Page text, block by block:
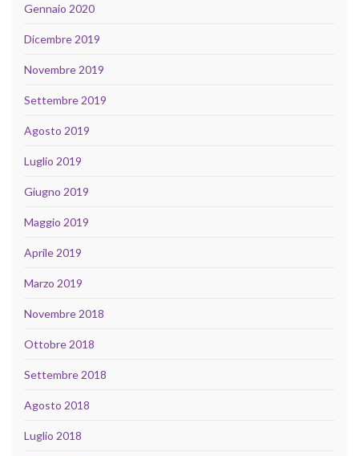
Gennaio 2020
Dicembre 2019
Novembre 2019
Settembre 2019
Agosto 2019
Luglio 2019
Giugno 2019
Maggio 2019
Aprile 2019
Marzo 2019
Novembre 2018
Ottobre 2018
Settembre 2018
Agosto 2018
Luglio 2018